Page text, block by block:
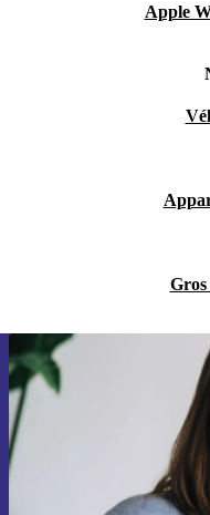
Apple
Gros
par mail
Ne